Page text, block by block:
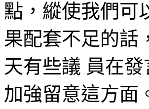
點，縱使我們可
果配套不足的話
天有些議 員在
加強留意這方面